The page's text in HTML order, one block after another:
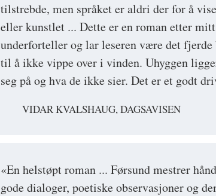
tilstrebde, men språket er aldri der for å
eller kunstlet ... Dette er en roman etter
underforteller og lar leseren være det
til å ikke vippe over i vinden. Uhyggen
seg på og hva de ikke sier. Det er et godt
VIDAR KVALSHAUG, DAGSAVISEN
«En helstøpt roman ... Førsund mestrer
gode dialoger, poetiske observasjoner og